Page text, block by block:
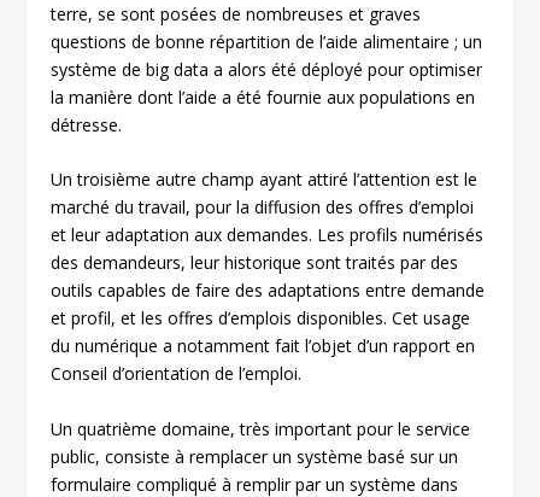
terre, se sont posées de nombreuses et graves
questions de bonne répartition de l’aide alimentaire ; un
système de big data a alors été déployé pour optimiser
la manière dont l’aide a été fournie aux populations en
détresse.
Un troisième autre champ ayant attiré l’attention est le
marché du travail, pour la diffusion des offres d’emploi
et leur adaptation aux demandes. Les profils numérisés
des demandeurs, leur historique sont traités par des
outils capables de faire des adaptations entre demande
et profil, et les offres d’emplois disponibles. Cet usage
du numérique a notamment fait l’objet d’un rapport en
Conseil d’orientation de l’emploi.
Un quatrième domaine, très important pour le service
public, consiste à remplacer un système basé sur un
formulaire compliqué à remplir par un système dans